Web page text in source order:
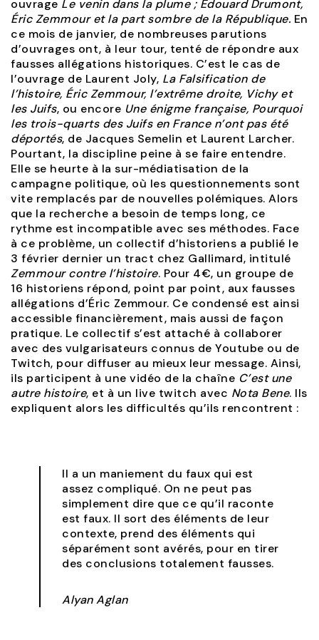
ouvrage Le venin dans la plume ; Édouard Drumont,
Éric Zemmour et la part sombre de la République. En
ce mois de janvier, de nombreuses parutions
d’ouvrages ont, à leur tour, tenté de répondre aux
fausses allégations historiques. C’est le cas de
l’ouvrage de Laurent Joly, La Falsification de
l’histoire, Éric Zemmour, l’extrême droite, Vichy et
les Juifs, ou encore Une énigme française, Pourquoi
les trois-quarts des Juifs en France n’ont pas été
déportés, de Jacques Semelin et Laurent Larcher.
Pourtant, la discipline peine à se faire entendre.
Elle se heurte à la sur-médiatisation de la
campagne politique, où les questionnements sont
vite remplacés par de nouvelles polémiques. Alors
que la recherche a besoin de temps long, ce
rythme est incompatible avec ses méthodes. Face
à ce problème, un collectif d’historiens a publié le
3 février dernier un tract chez Gallimard, intitulé
Zemmour contre l’histoire. Pour 4€, un groupe de
16 historiens répond, point par point, aux fausses
allégations d’Éric Zemmour. Ce condensé est ainsi
accessible financièrement, mais aussi de façon
pratique. Le collectif s’est attaché à collaborer
avec des vulgarisateurs connus de Youtube ou de
Twitch, pour diffuser au mieux leur message. Ainsi,
ils participent à une vidéo de la chaîne C’est une
autre histoire, et à un live twitch avec Nota Bene. Ils
expliquent alors les difficultés qu’ils rencontrent :
Il a un maniement du faux qui est
assez compliqué. On ne peut pas
simplement dire que ce qu’il raconte
est faux. Il sort des éléments de leur
contexte, prend des éléments qui
séparément sont avérés, pour en tirer
des conclusions totalement fausses.
Alyan Aglan